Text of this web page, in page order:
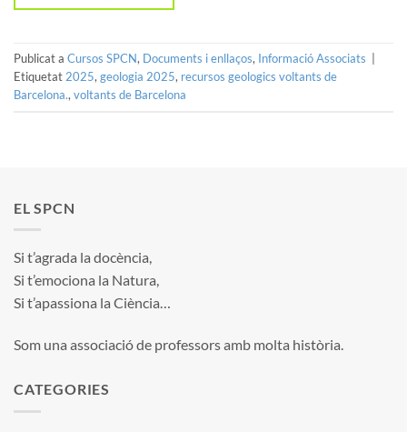
Publicat a Cursos SPCN, Documents i enllaços, Informació Associats
Etiquetat 2025, geologia 2025, recursos geologics voltants de
Barcelona., voltants de Barcelona
EL SPCN
Si t’agrada la docència,
Si t’emociona la Natura,
Si t’apassiona la Ciència…
Som una associació de professors amb molta història.
CATEGORIES